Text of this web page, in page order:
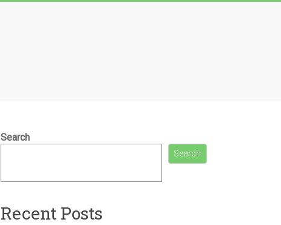
Search
Search
Recent Posts